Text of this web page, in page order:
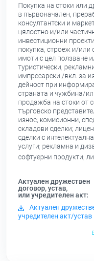
Покупка на стоки или
в първоначален,
консултантски и
цялостно и/или
инвестиционни
покупка, строеж и/
имоти с цел ползване
туристически,
импресарски /вкл. за
дейност при
страната и чужбина/
продажба на стоки от
търговско
износ; комисионни,
складови сделки;
сделки с
услуги; рекламна и
софтуерни продукти;
Актуален дружествен
договор, устав,
или учредителен акт:
Актуален
учредителен акт/устав